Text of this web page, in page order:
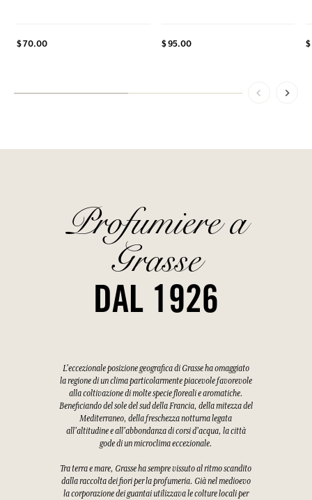
$ 70.00 $ 95.00 $
Profumiere a
Grasse
DAL 1926
L'eccezionale posizione geografica di Grasse ha omaggiato
la regione di un clima particolarmente piacevole favorevole
alla coltivazione di molte specie floreali e aromatiche.
Beneficiando del sole del sud della Francia, della mitezza del
Mediterraneo, della freschezza notturna legata
all'altitudine e all'abbondanza di corsi d'acqua, la città
gode di un microclima eccezionale.
Tra terra e mare, Grasse ha sempre vissuto al ritmo scandito
dalla raccolta dei fiori per la profumeria. Già nel medioevo
la corporazione dei guantai utilizzava le colture locali per